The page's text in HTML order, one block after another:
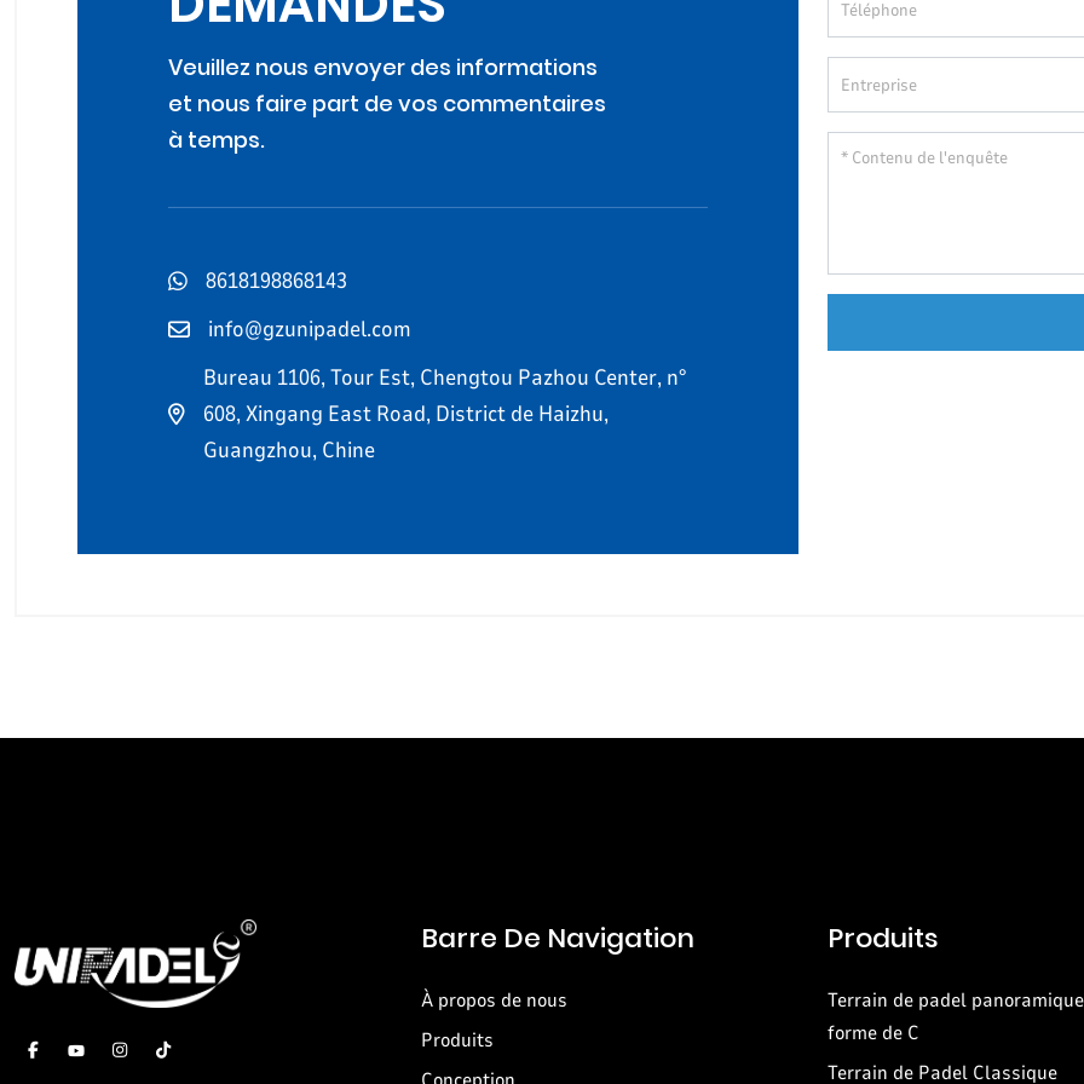
Veuillez nous envoyer des informations
et nous faire part de vos commentaires
à temps.
8618198868143
info@gzunipadel.com
Bureau 1106, Tour Est, Chengtou Pazhou Center, n°
608, Xingang East Road, District de Haizhu,
Guangzhou, Chine
Barre De Navigation
À propos de nous
Produits
Produits
Terrain de padel
forme de C
Terrain de Padel Classique